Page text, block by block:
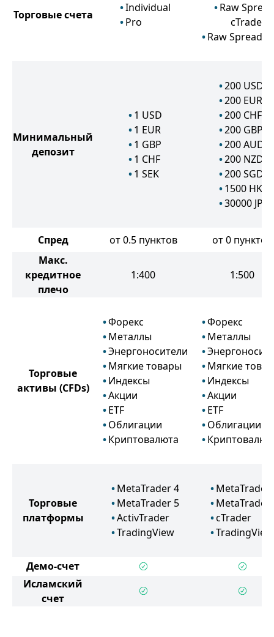
Торговые счета
Individual
Pro
Raw Spread
cTrader
Raw Spread
Минимальный
депозит
1 USD
1 EUR
1 GBP
1 CHF
1 SEK
200 USD
200 EUR
200 CHF
200 GBP
200AUD
200 NZD
200SGD
1500 HKD
30000 JPY
Спред от 0.5 пунктов
от 0 пунктов
Макс.
кредитное
плечо
1:400 1:500
Торговые
активы (CFDs)
Форекс
Металлы
Энергоносители
Мягкие товары
Индексы
Акции
ETF
Облигации
Криптовалюта
Форекс
Металлы
Мягкие
Индексы
Акции
ETF
Облигации
Торговые
платформы
MetaTrader 4
MetaTrader 5
ActivTrader
TradingView
MetaTrader
MetaTrader
cTrader
TradingView
Демо-счет
Исламский
счет